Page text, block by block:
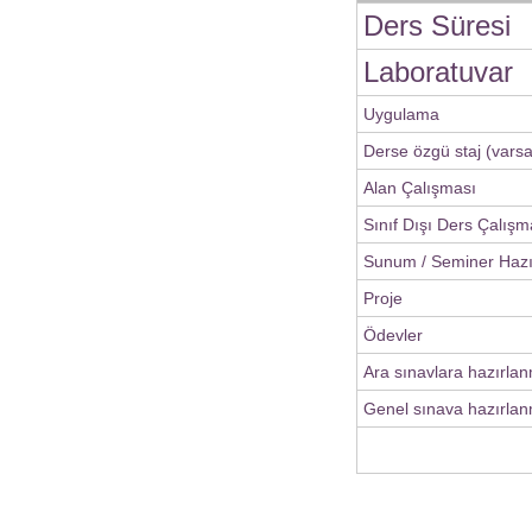
Ders Süresi
Laboratuvar
Uygulama
Derse özgü staj
Alan Çalışması
Sınıf Dışı Ders
Sunum / Seminer
Proje
Ödevler
Ara sınavlara
Genel sınava